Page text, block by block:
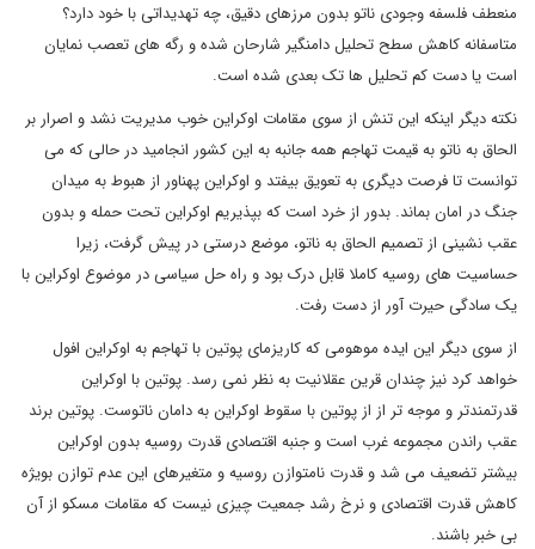
منعطف فلسفه وجودی ناتو بدون مرزهای دقیق، چه تهدیداتی با خود دارد؟
متاسفانه کاهش سطح تحلیل دامنگیر شارحان شده و رگه های تعصب نمایان
است یا دست کم تحلیل ها تک بعدی شده است.
نکته دیگر اینکه این تنش از سوی مقامات اوکراین خوب مدیریت نشد و اصرار بر
الحاق به ناتو به قیمت تهاجم همه جانبه به این کشور انجامید در حالی که می
توانست تا فرصت دیگری به تعویق بیفتد و اوکراین پهناور از هبوط به میدان
جنگ در امان بماند. بدور از خرد است که بپذیریم اوکراین تحت حمله و بدون
عقب نشینی از تصمیم الحاق به ناتو، موضع درستی در پیش گرفت، زیرا
حساسیت های روسیه کاملا قابل درک بود و راه حل سیاسی در موضوع اوکراین با
یک سادگی حیرت آور از دست رفت.
از سوی دیگر این ایده موهومی که کاریزمای پوتین با تهاجم به اوکراین افول
خواهد کرد نیز چندان قرین عقلانیت به نظر نمی رسد. پوتین با اوکراین
قدرتمندتر و موجه تر از از پوتین با سقوط اوکراین به دامان ناتوست. پوتین برند
عقب راندن مجموعه غرب است و جنبه اقتصادی قدرت روسیه بدون اوکراین
بیشتر تضعیف می شد و قدرت نامتوازن روسیه و متغیرهای این عدم توازن بویژه
کاهش قدرت اقتصادی و نرخ رشد جمعیت چیزی نیست که مقامات مسکو از آن
بی خبر باشند.